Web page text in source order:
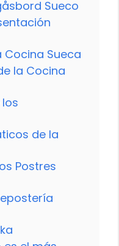
Sueco
Cocina Sueca
la Cocina
de la
Postres